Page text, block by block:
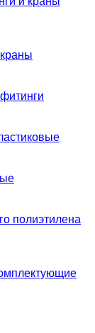
полиэтилена